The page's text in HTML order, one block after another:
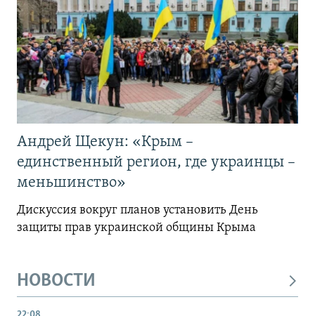
Андрей Щекун: «Крым –
единственный регион, где украинцы –
меньшинство»
Дискуссия вокруг планов установить День
защиты прав украинской общины Крыма
НОВОСТИ